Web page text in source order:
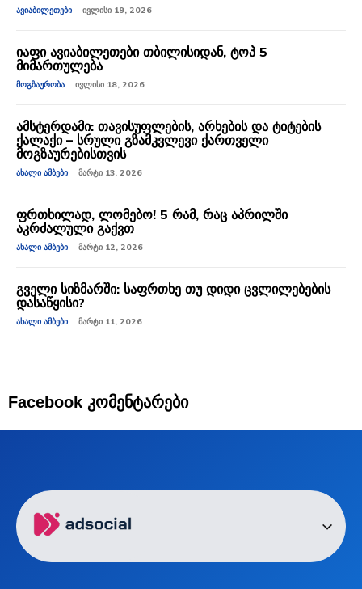
ᲐᲕᲘᲐᲑᲘᲚᲔᲗᲔᲑᲘ ᲘᲕᲚᲘᲡᲘ 19, 2026
იაფი ავიაბილეთები თბილისიდან, ტოპ 5
მიმართულება
ᲛᲝᲒᲖᲐᲣᲠᲝᲑᲐ ᲘᲕᲚᲘᲡᲘ 18, 2026
ამსტერდამი: თავისუფლების, არხების და ტიტების
ქალაქი – სრული გზამკვლევი ქართველი
მოგზაურებისთვის
ᲐᲮᲐᲚᲘ ᲐᲛᲑᲔᲑᲘ ᲛᲐᲠᲢᲘ 13, 2026
ფრთხილად, ლომებო! 5 რამ, რაც აპრილში
აკრძალული გაქვთ
ᲐᲮᲐᲚᲘ ᲐᲛᲑᲔᲑᲘ ᲛᲐᲠᲢᲘ 12, 2026
გველი სიზმარში: საფრთხე თუ დიდი ცვლილებების
დასაწყისი?
ᲐᲮᲐᲚᲘ ᲐᲛᲑᲔᲑᲘ ᲛᲐᲠᲢᲘ 11, 2026
Facebook კომენტარები